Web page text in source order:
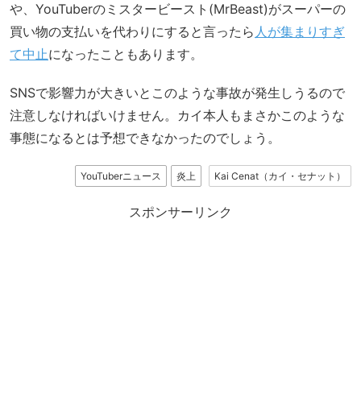
や、YouTuberのミスタービースト(MrBeast)がスーパーの
買い物の支払いを代わりにすると言ったら 人が集まりすぎ
て中止になったこともあります。
SNSで影響力が大きいとこのような事故が発生しうるので
注意しなければいけません。カイ本人もまさかこのような
事態になるとは予想できなかったのでしょう。
YouTuberニュース 炎上 Kai Cenat（カイ・セナット）
スポンサーリンク